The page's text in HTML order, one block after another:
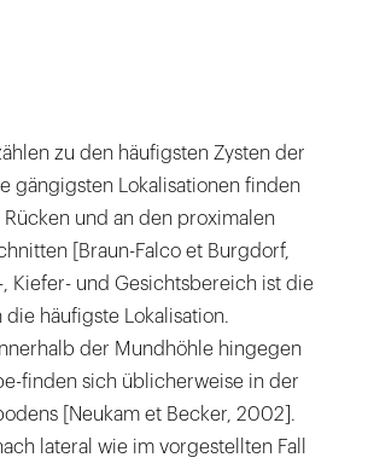
zu den häufigsten Zysten der
gängigsten Lokalisationen finden
Rücken und an den proximalen
[Braun-Falco et Burgdorf,
Kiefer- und Gesichtsbereich ist die
häufigste Lokalisation.
der Mundhöhle hingegen
finden sich üblicherweise in der
[Neukam et Becker, 2002].
lateral wie im vorgestellten Fall